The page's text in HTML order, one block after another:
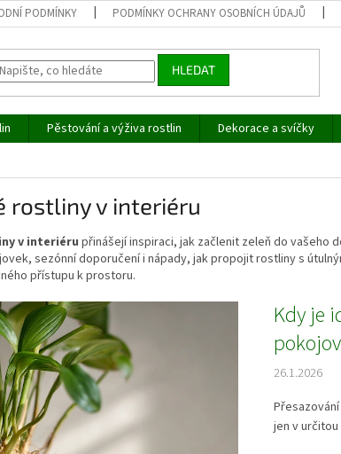
PODMÍNKY PODMÍNKY OCHRANY OSOBNÍCH ÚDAJŮ
HLEDAT
Pěstování a výživa rostlin Dekorace a svíčky
rostliny v interiéru
v interiérupřinášejí inspiraci, jak začlenit zeleň do vašeho
sezónní doporučení i nápady, jak propojit rostliny s
přístupu k prostoru.
Kdy je
26.1.2026
jen v určitou